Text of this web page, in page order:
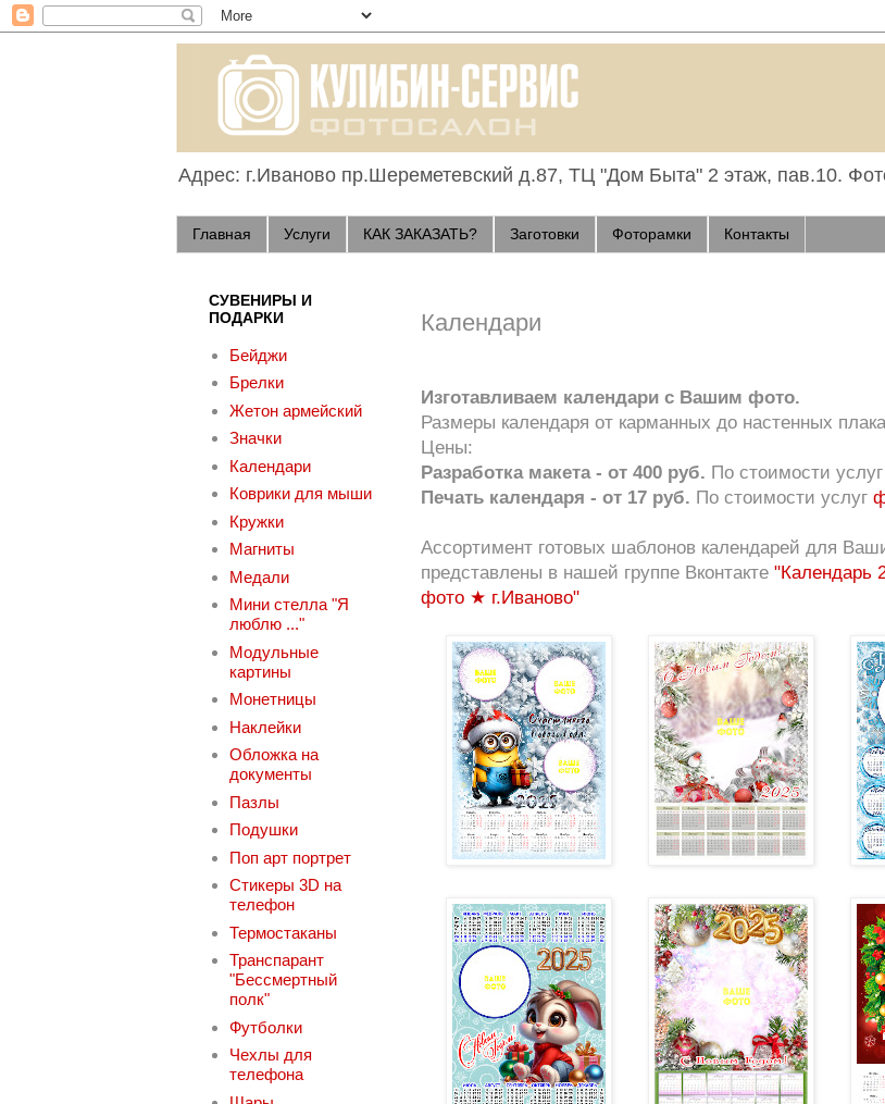
Адрес: г.Иваново пр.Шереметевский д.87, ТЦ "Дом Быта" 2 этаж, пав.10.
Главная Услуги КАК ЗАКАЗАТЬ? Заготовки Фоторамки Контакты
Календари
Изготавливаем календари с Вашим фото.
Размеры календаря от карманных до настенных
Цены:
Разработка макета - от 400 руб.
По стоимости услуг
Печать календаря - от 17 руб.
По стоимости услуг
Ассортимент готовых шаблонов календарей для
представлены в нашей группе Вконтакте "Календарь
фото ★ г.Иваново"
СУВЕНИРЫ И
ПОДАРКИ
Бейджи
Брелки
Жетон армейский
Значки
Календари
Коврики для мыши
Кружки
Магниты
Медали
Мини стелла "Я
люблю ..."
Модульные
картины
Монетницы
Наклейки
Обложка на
документы
Пазлы
Подушки
Поп арт портрет
Стикеры 3D на
телефон
Термостаканы
Транспарант
"Бессмертный
полк"
Футболки
Чехлы для
телефона